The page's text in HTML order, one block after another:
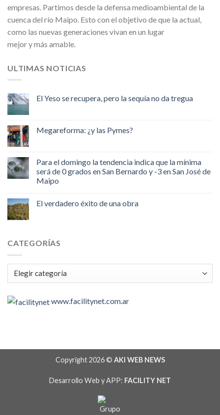
empresas. Partimos desde la defensa medioambiental de la
cuenca del río Maipo. Esto con el objetivo de que la actual,
como las nuevas generaciones vivan en un lugar
mejor y más amable.
ULTIMAS NOTICIAS
El Yeso se recupera, pero la sequía no da tregua
Megareforma: ¿y las Pymes?
Para el domingo la tendencia indica que la mínima
será de 0 grados en San Bernardo y -3 en San José de
Maipo
El verdadero éxito de una obra
CATEGORÍAS
Categorías
www.facilitynet.com.ar
Copyright 2026 © AKI WEB NEWS
Desarrollo Web y APP: FACILITY NET